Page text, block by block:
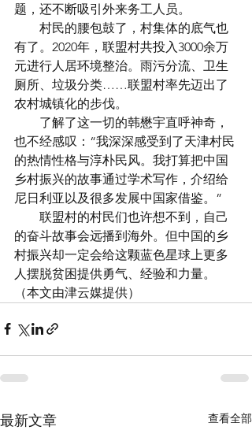
题，还不断吸引外来务工人员。
村民的腰包鼓了，村集体的底气也
有了。2020年，联盟村共投入3000余万
元进行人居环境整治。雨污分流、卫生
厕所、垃圾分类……联盟村率先迈出了
农村城镇化的步伐。
了解了这一切的韩懋宇直呼神奇，
也不经感叹：“我深深感受到了天津村民
的热情性格与淳朴民风。我打算把中国
乡村振兴的故事通过学术写作，介绍给
尼日利亚以及很多发展中国家借鉴。”
联盟村的村民们也许想不到，自己
的奋斗故事会远播到海外。但中国的乡
村振兴却一定会给这颗蓝色星球上更多
人摆脱贫困提供勇气、经验和力量。
（本文由津云媒提供）
最新文章 查看全部